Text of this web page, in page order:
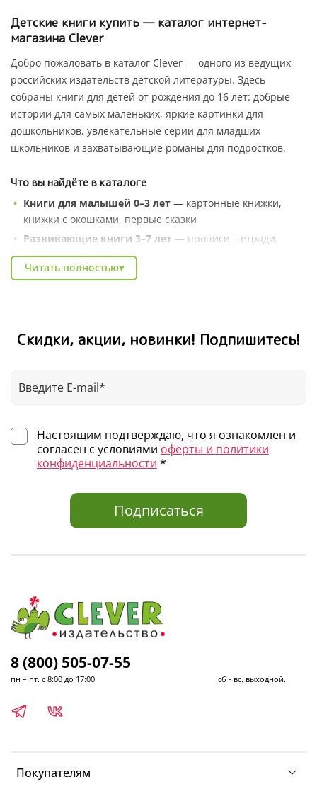
Детские книги купить — каталог интернет-
магазина Clever
Добро пожаловать в каталог Clever — одного из ведущих
российских издательств детской литературы. Здесь
собраны книги для детей от рождения до 16 лет: добрые
истории для самых маленьких, яркие картинки для
дошкольников, увлекательные серии для младших
школьников и захватывающие романы для подростков.
Что вы найдёте в каталоге
Книги для малышей 0–3 лет — картонные книжки,
книжки с окошками, первые сказки
Развивающие книги 3–7 лет — прописи, тетради,
серии «Умные книжки», энциклопедии в сказках
Художественные серии
Книги для школьников— тренажёры, рабочие
В каталоге Clever легко найти подарок на любой случай:
получайте книги для детей с доставкой по всей России.
Читать полностью▾
Скидки, акции, новинки! Подпишитесь!
Настоящим подтверждаю, что я ознакомлен и
согласен с условиями оферты и политики
конфиденциальности *
Подписаться
Покупателям
8 (800) 505-07-55
пн – пт. с 8:00 до 17:00 сб - вс. выходной.